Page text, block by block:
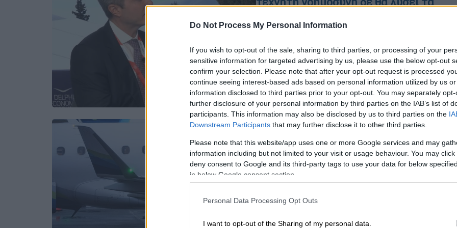
Do Not Process My Personal Information
If you wish to opt-out of the sale, sharing to third parties, or processing of your
sensitive information for targeted advertising by us, please use the below opt-out
confirm your selection. Please note that after your opt-out request is processed
continue seeing interest-based ads based on personal information utilized by us
information disclosed to third parties prior to your opt-out. You may separately
further disclosure of your personal information by third parties on the IAB’s list of
participants. This information may also be disclosed by us to third parties on the
Downstream Participants that may further disclose it to other third parties.
Please note that this website/app uses one or more Google services and may
information including but not limited to your visit or usage behaviour. You may
deny consent to Google and its third-party tags to use your data for below
in below Google consent section.
Personal Data Processing Opt Outs
I want to opt-out of the Sharing of my personal data.
Ο κ. Μπέζος μιλά στην «Η» για τον
ρόλο της τεχνητής νοημοσύνης και
του ψηφιακού μετασχηματισμού στην
υγεία και εξηγεί γιατί η Ελλάδα δεν
είναι ακόμη έτοιμη να αξιοποιήσει
την επανάσταση των δεδομένων
Οικονομία|24.04.2026 05:50
«Παράθυρο» 90 ημερών δίνουν τα
στρατηγικά αποθέματα καυσίμων
στην Ευρώπη - Πότε αναμένονται
«καταστροφικές συνέπειες»
Η εικόνα μπορεί να ανατραπεί εάν δεν
διέλευση από τα Στενά του Ορμούζ